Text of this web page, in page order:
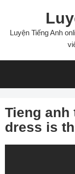
content
Luyện Tiếng Anh
Tieng anh
dress is